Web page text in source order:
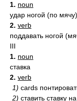
1. noun
удар ногой (по
2. verb
поддавать ногой
III
1. noun
ставка
2. verb
1) cards
2) ставить ставку